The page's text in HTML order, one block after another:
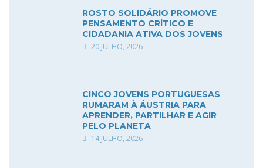
ROSTO SOLIDÁRIO PROMOVE
PENSAMENTO CRÍTICO E
CIDADANIA ATIVA DOS JOVENS
20 JULHO, 2026
CINCO JOVENS PORTUGUESAS
RUMARAM À ÁUSTRIA PARA
APRENDER, PARTILHAR E AGIR
PELO PLANETA
14 JULHO, 2026